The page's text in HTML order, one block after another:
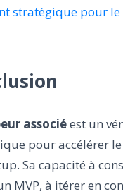
stratégique pour le
associéest un
pour accélérer
Sa capacité à
MVP, à itérer en